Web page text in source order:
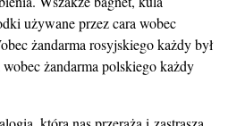
używane przez cara wobec
żandarma rosyjskiego każdy był
żandarma polskiego każdy